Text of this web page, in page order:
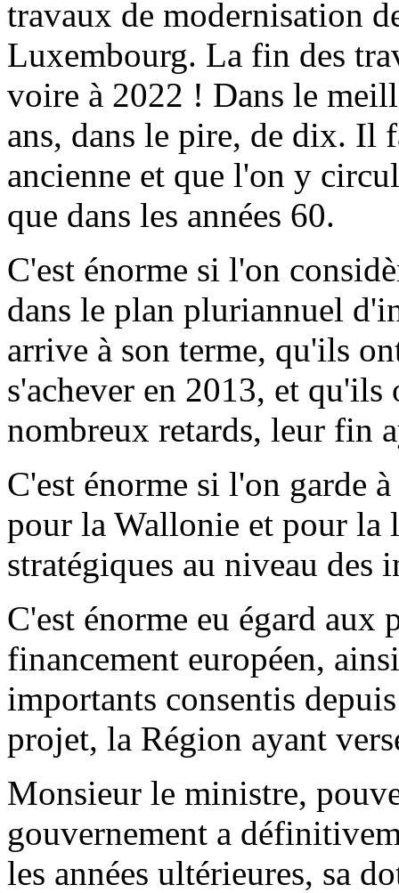
travaux de modernisation
Luxembourg. La fin des
voire à 2022 ! Dans le
ans, dans le pire, de dix. Il
ancienne et que l'on y
que dans les années 60.
C'est énorme si l'on
dans le plan pluriannuel
arrive à son terme, qu'ils
s'achever en 2013, et qu'ils
nombreux retards, leur fin
C'est énorme si l'on garde
pour la Wallonie et pour la
stratégiques au niveau des
C'est énorme eu égard aux
financement européen,
importants consentis
projet, la Région ayant
Monsieur le ministre,
gouvernement a
les années ultérieures, sa